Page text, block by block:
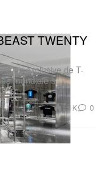
TWENTY
exclusive de T-
mondiale à
1.1K 0